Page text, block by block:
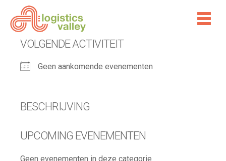
VOLGENDE ACTIVITEIT
Geen aankomende evenementen
BESCHRIJVING
UPCOMING EVENEMENTEN
Geen evenementen in deze categorie